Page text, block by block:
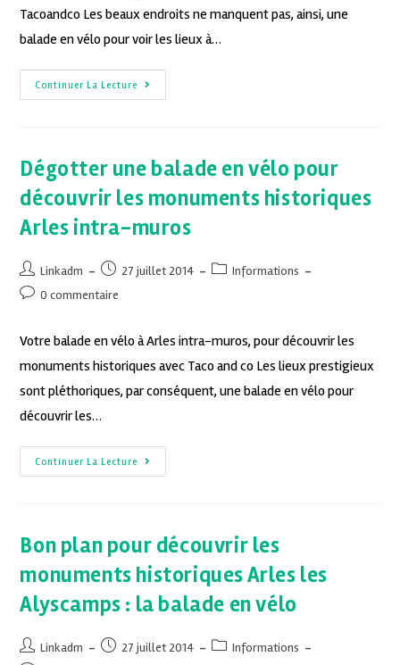
Tacoandco Les beaux endroits ne manquent pas, ainsi, une
balade en vélo pour voir les lieux à…
Continuer La Lecture
Dégotter une balade en vélo pour
découvrir les monuments historiques
Arles intra-muros
Linkadm 27 juillet 2014
Informations
0 commentaire
Votre balade en vélo à Arles intra-muros, pour découvrir les
monuments historiques avec Taco and co Les lieux prestigieux
sont pléthoriques, par conséquent, une balade en vélo pour
découvrir les…
Continuer La Lecture
Bon plan pour découvrir les
monuments historiques Arles les
Alyscamps : la balade en vélo
Linkadm 27 juillet 2014
Informations